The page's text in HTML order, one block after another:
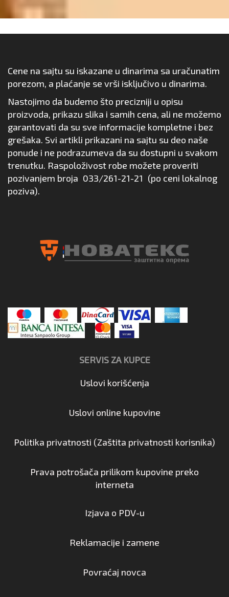
Cene na sajtu su iskazane u dinarima sa uračunatim
porezom, a plaćanje se vrši isključivo u dinarima.
Nastojimo da budemo što precizniji u opisu
proizvoda, prikazu slika i samih cena, ali ne možemo
garantovati da su sve informacije kompletne i bez
grešaka. Svi artikli prikazani na sajtu su deo naše
ponude i ne podrazumeva da su dostupni u svakom
trenutku. Raspoloživost robe možete proveriti
pozivanjem broja 033/261-21-21 (po ceni lokalnog
poziva).
SERVIS ZA KUPCE
Uslovi korišćenja
Uslovi online kupovine
Politika privatnosti (Zaštita privatnosti korisnika)
Prava potrošača prilikom kupovine preko
interneta
Izjava o PDV-u
Reklamacije i zamene
Povraćaj novca